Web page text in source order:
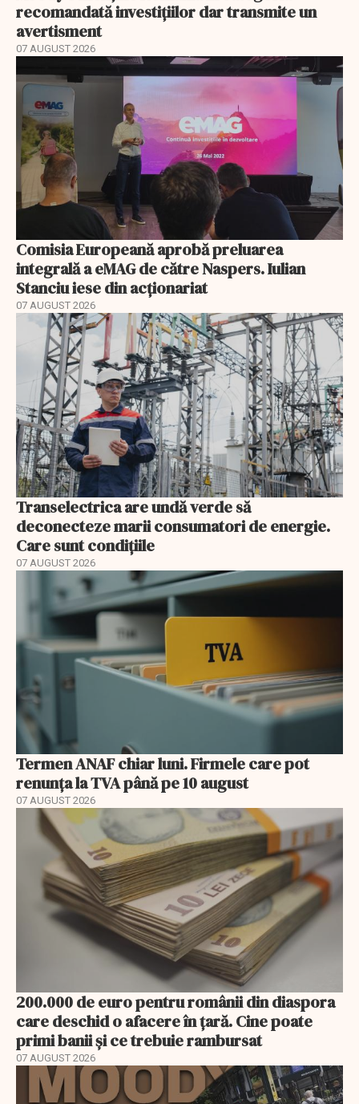
recomandată investițiilor dar transmite un
avertisment
07 AUGUST 2026
Comisia Europeană aprobă preluarea
integrală a eMAG de către Naspers. Iulian
Stanciu iese din acționariat
07 AUGUST 2026
Transelectrica are undă verde să
deconecteze marii consumatori de energie.
Care sunt condițiile
07 AUGUST 2026
Termen ANAF chiar luni. Firmele care pot
renunța la TVA până pe 10 august
07 AUGUST 2026
200.000 de euro pentru românii din diaspora
care deschid o afacere în țară. Cine poate
primi banii și ce trebuie rambursat
07 AUGUST 2026